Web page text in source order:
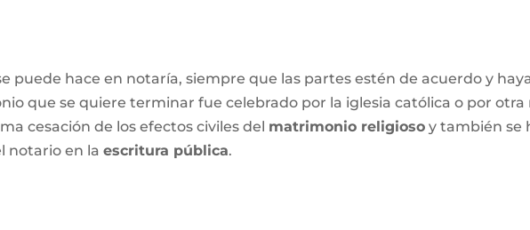
puede hace en notaría, siempre que las partes estén de acuerdo y
que se quiere terminar fue celebrado por la iglesia católica o por otra
cesación de los efectos civiles del matrimonio religioso y también se
notario en laescritura pública.